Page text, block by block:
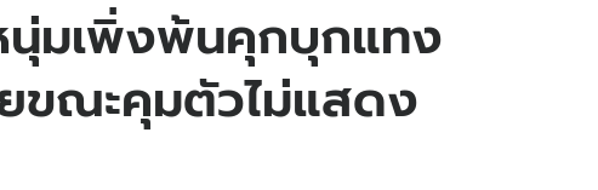
วัยรุ่น
ไอที
รถยนต์
มเพิ่งพ้นคุกบุกแทง
ขณะคุมตัวไม่แสดง